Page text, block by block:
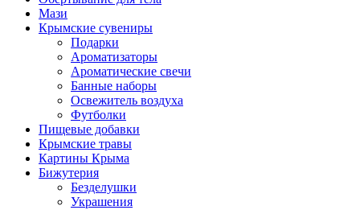
Мази
Крымские сувениры
Подарки
Ароматизаторы
Ароматические свечи
Банные наборы
Освежитель воздуха
Футболки
Пищевые добавки
Крымские травы
Картины Крыма
Бижутерия
Безделушки
Украшения